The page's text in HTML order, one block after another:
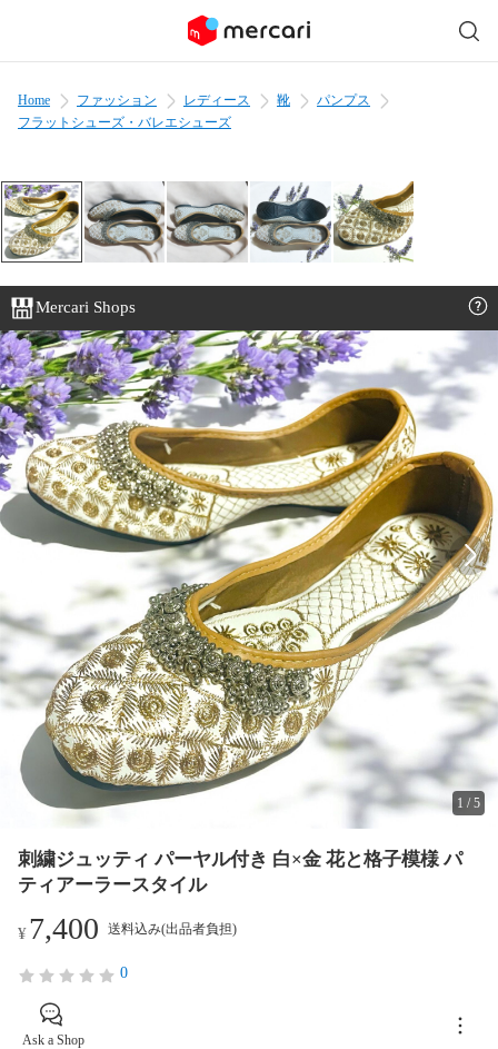
Home ファッション レディース 靴
パンプス
フラットシューズ・バレエシューズ
Mercari Shops
1 /5
刺繍ジュッティ パーヤル付き 白×金 花と格子模様 パ
ティアーラースタイル
¥7,400 送料込み(出品者負担)
0
Ask a Shop